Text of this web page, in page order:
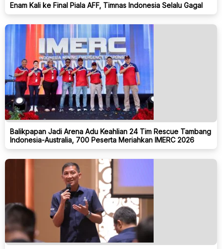
Enam Kali ke Final Piala AFF, Timnas Indonesia Selalu Gagal
Balikpapan Jadi Arena Adu Keahlian 24 Tim Rescue Tambang
Indonesia-Australia, 700 Peserta Meriahkan IMERC 2026